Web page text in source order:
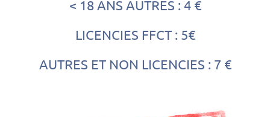
< 18 ANS AUTRES : 4 €
LICENCIES FFCT : 5€
AUTRES ET NON LICENCIES : 7 €